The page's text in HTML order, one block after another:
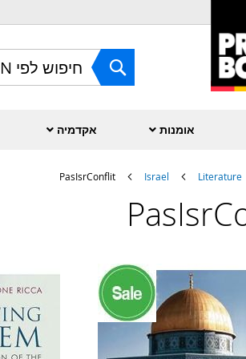
חפש
אומנות אקדמיה
Literature
Israel
PasIsrConflit